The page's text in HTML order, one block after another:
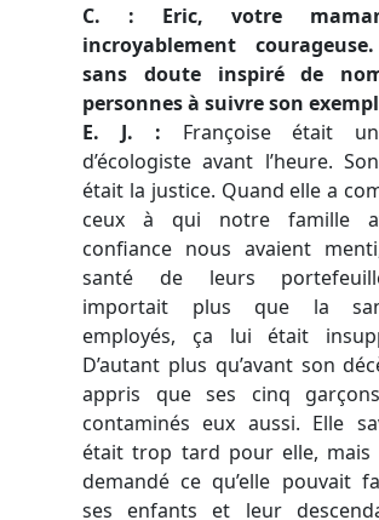
C. : Eric, votre
incroyablement
sans doute inspiré de
personnes à suivre son
E. J. : Françoise était
d’écologiste avant l’heure.
était la justice. Quand elle a
ceux à qui notre famille
confiance nous avaient
santé de leurs
importait plus que la
employés, ça lui était
D’autant plus qu’avant son
appris que ses cinq
contaminés eux aussi. Elle
était trop tard pour elle, mais
demandé ce qu’elle pouvait
ses enfants et leur